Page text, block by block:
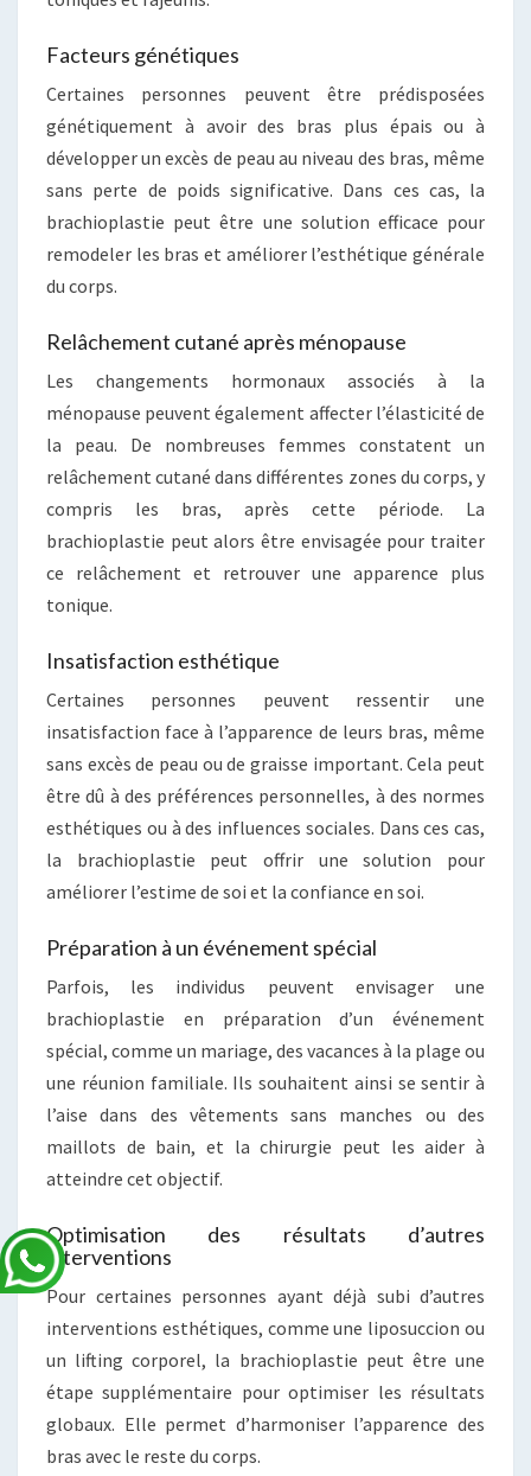
Facteurs génétiques
Certaines personnes peuvent être prédisposées
génétiquement à avoir des bras plus épais ou à
développer un excès de peau au niveau des bras, même
sans perte de poids significative. Dans ces cas, la
brachioplastie peut être une solution efficace pour
remodeler les bras et améliorer l’esthétique générale
du corps.
Relâchement cutané après ménopause
Les changements hormonaux associés à la
ménopause peuvent également affecter l’élasticité de
la peau. De nombreuses femmes constatent un
relâchement cutané dans différentes zones du corps, y
compris les bras, après cette période. La
brachioplastie peut alors être envisagée pour traiter
ce relâchement et retrouver une apparence plus
tonique.
Insatisfaction esthétique
Certaines personnes peuvent ressentir une
insatisfaction face à l’apparence de leurs bras, même
sans excès de peau ou de graisse important. Cela peut
être dû à des préférences personnelles, à des normes
esthétiques ou à des influences sociales. Dans ces cas,
la brachioplastie peut offrir une solution pour
améliorer l’estime de soi et la confiance en soi.
Préparation à un événement spécial
Parfois, les individus peuvent envisager une
brachioplastie en préparation d’un événement
spécial, comme un mariage, des vacances à la plage ou
une réunion familiale. Ils souhaitent ainsi se sentir à
l’aise dans des vêtements sans manches ou des
maillots de bain, et la chirurgie peut les aider à
atteindre cet objectif.
Optimisation des résultats d’autres
interventions
Pour certaines personnes ayant déjà subi d’autres
interventions esthétiques, comme une liposuccion ou
un lifting corporel, la brachioplastie peut être une
étape supplémentaire pour optimiser les résultats
globaux. Elle permet d’harmoniser l’apparence des
bras avec le reste du corps.